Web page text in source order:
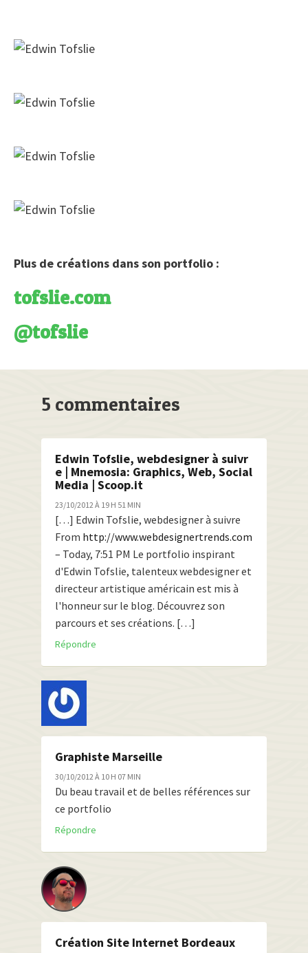
Plus de créations dans son portfolio :
tofslie.com
@tofslie
5 commentaires
Edwin Tofslie, webdesigner à suivr
e | Mnemosia: Graphics, Web, Social
Media | Scoop.it
23/10/2012 À 19 H 51 MIN
[…] Edwin Tofslie, webdesigner à suivre
From http://www.webdesignertrends.com
– Today, 7:51 PM Le portfolio inspirant
d'Edwin Tofslie, talenteux webdesigner et
directeur artistique américain est mis à
l'honneur sur le blog. Découvrez son
parcours et ses créations. […]
Répondre
Graphiste Marseille
30/10/2012 À 10 H 07 MIN
Du beau travail et de belles références sur
ce portfolio
Répondre
Création Site Internet Bordeaux